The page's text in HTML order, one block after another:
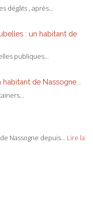
dégâts , après...
: un habitant de
publiques...
de Nassogne...
Nassogne depuis... Lire la